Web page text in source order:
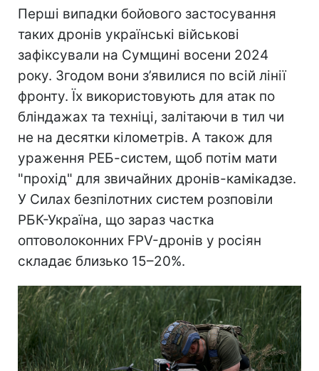
Перші випадки бойового застосування
таких дронів українські військові
зафіксували на Сумщині восени 2024
року. Згодом вони з’явилися по всій лінії
фронту. Їх використовують для атак по
бліндажах та техніці, залітаючи в тил чи
не на десятки кілометрів. А також для
ураження РЕБ-систем, щоб потім мати
"прохід" для звичайних дронів-камікадзе.
У Силах безпілотних систем розповіли
РБК-Україна, що зараз частка
оптоволоконних FPV-дронів у росіян
складає близько 15–20%.